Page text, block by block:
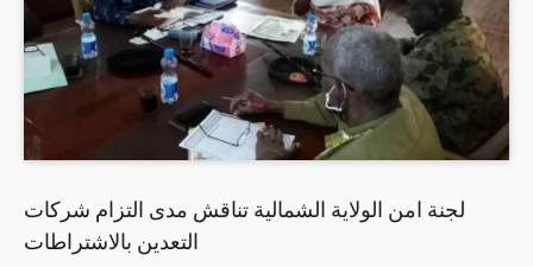
لجنة امن الولاية الشمالية تناقش مدى التزام شركات
التعدين بالاشتراطات